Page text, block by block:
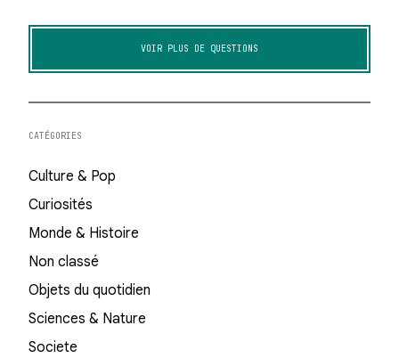
VOIR PLUS DE QUESTIONS
CATÉGORIES
Culture & Pop
Curiosités
Monde & Histoire
Non classé
Objets du quotidien
Sciences & Nature
Societe